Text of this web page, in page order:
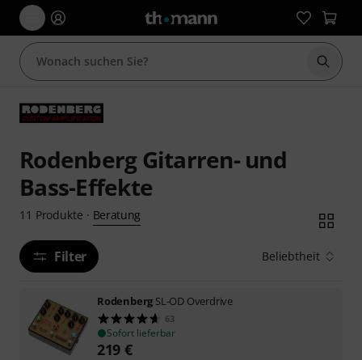
Suche
Rodenberg Gitarren- und
Bass-Effekte
11 Produkte · Beratung
Filter Beliebtheit
Rodenberg SL-OD Overdrive
63
Sofort lieferbar
219 €